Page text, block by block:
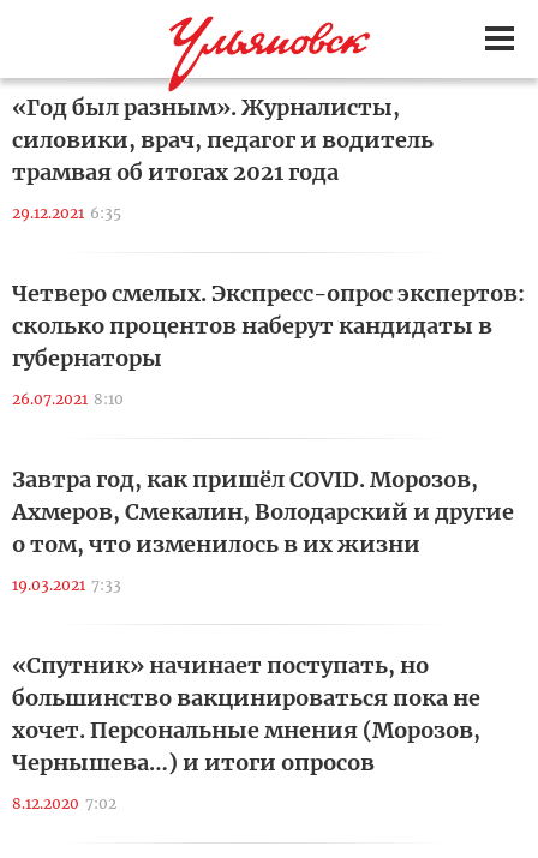
«Год был разным». Журналисты,
силовики, врач, педагог и водитель
трамвая об итогах 2021 года
29.12.2021 6:35
Четверо смелых. Экспресс-опрос экспертов:
сколько процентов наберут кандидаты в
губернаторы
26.07.2021 8:10
Завтра год, как пришёл COVID. Морозов,
Ахмеров, Смекалин, Володарский и другие
о том, что изменилось в их жизни
19.03.2021 7:33
«Спутник» начинает поступать, но
большинство вакцинироваться пока не
хочет. Персональные мнения (Морозов,
Чернышева…) и итоги опросов
8.12.2020 7:02